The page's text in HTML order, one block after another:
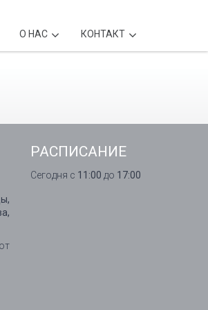
О НАС КОНТАКТ
РАСПИСАНИЕ
Сегодня с 11:00 до 17:00